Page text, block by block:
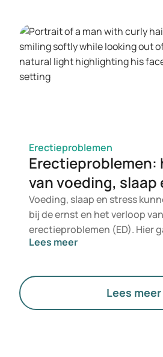
behandelen, doet er goed
een medisch verantwoorde
Erectieproblemen
Erectieproblemen:
van voeding, slaap
Voeding, slaap en stress
bij de ernst en het verloop van
erectieproblemen (ED). Hier
invloed van voeding, slaap en
zodat deze inzichten
relaties te behouden of
Lees meer
Lees meer